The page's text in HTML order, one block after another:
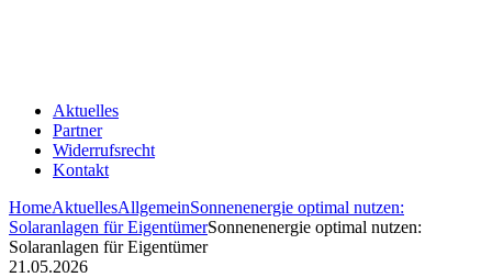
Aktuelles
Partner
Widerrufsrecht
Kontakt
HomeAktuellesAllgemeinSonnenenergie optimal nutzen:
Solaranlagen für EigentümerSonnenenergie optimal nutzen:
Solaranlagen für Eigentümer
21.05.2026